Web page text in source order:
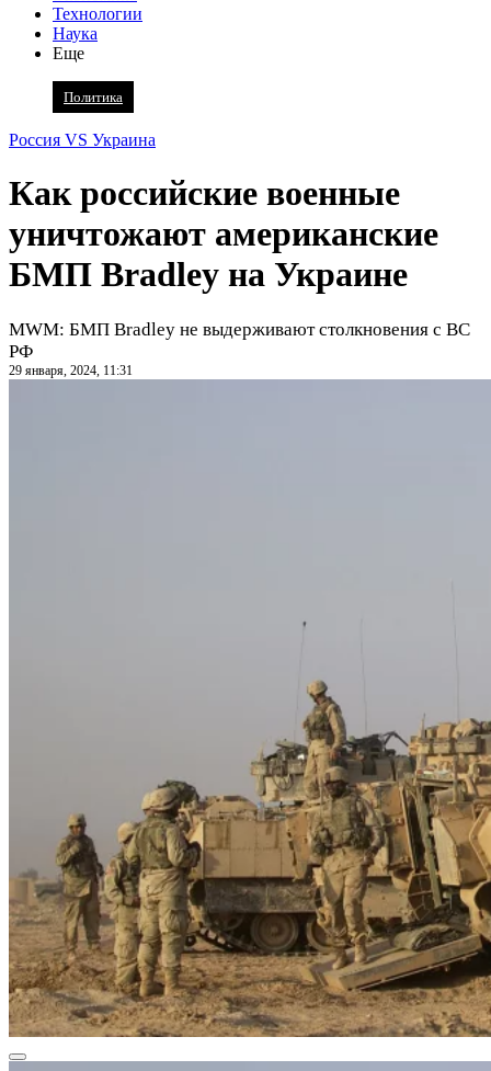
Технологии
Наука
Еще
Политика
Россия VS Украина
Как российские военные
уничтожают американские
БМП Bradley на Украине
MWM: БМП Bradley не выдерживают столкновения с ВС
РФ
29 января, 2024, 11:31